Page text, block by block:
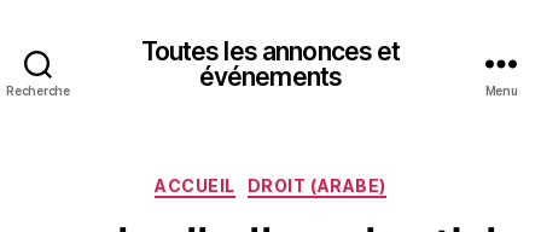
Recherche
Toutes les annonces et
événements
Menu
Catégories
ACCUEIL DROIT (ARABE)